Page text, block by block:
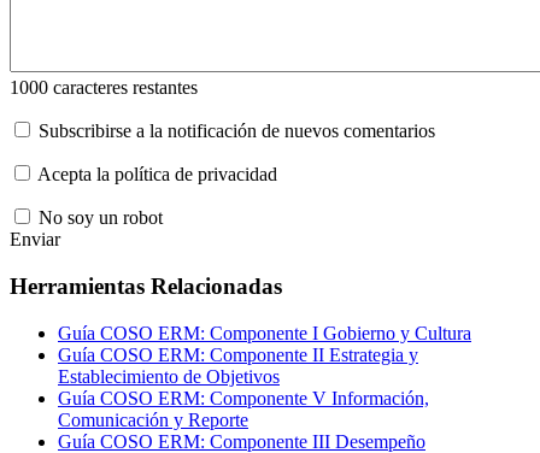
1000 caracteres restantes
Subscribirse a la notificación de nuevos comentarios
Acepta la política de privacidad
No soy un robot
Enviar
Herramientas Relacionadas
Guía COSO ERM: Componente I Gobierno y Cultura
Guía COSO ERM: Componente II Estrategia y
Establecimiento de Objetivos
Guía COSO ERM: Componente V Información,
Comunicación y Reporte
Guía COSO ERM: Componente III Desempeño